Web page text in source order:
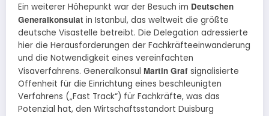
Ein weiterer Höhepunkt war der Besuch im Deutschen
Generalkonsulat in Istanbul, das weltweit die größte
deutsche Visastelle betreibt. Die Delegation adressierte
hier die Herausforderungen der Fachkräfteeinwanderung
und die Notwendigkeit eines vereinfachten
Visaverfahrens. Generalkonsul Martin Graf signalisierte
Offenheit für die Einrichtung eines beschleunigten
Verfahrens („Fast Track“) für Fachkräfte, was das
Potenzial hat, den Wirtschaftsstandort Duisburg